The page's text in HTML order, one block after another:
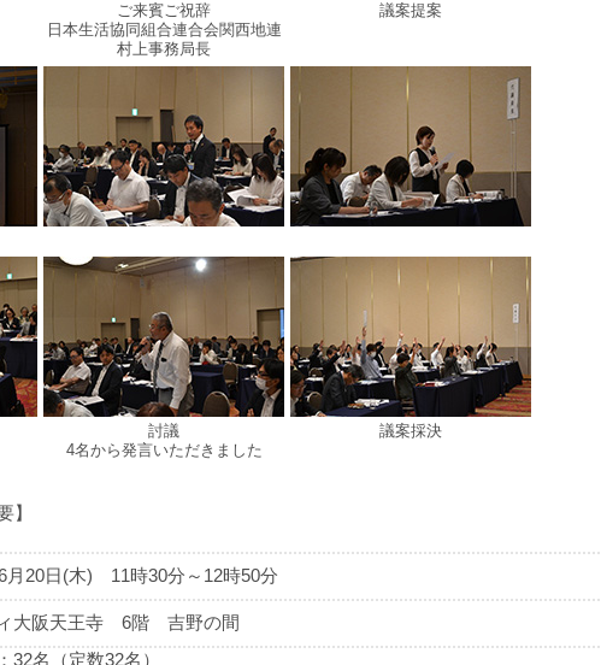
ご来賓ご祝辞
日本生活協同組合連合会関西地連
村上事務局長
議案提案
討議
4名から発言いただきました
議案採決
】
月20日(木) 11時30分～12時50分
大阪天王寺 6階 吉野の間
32名（定数32名）